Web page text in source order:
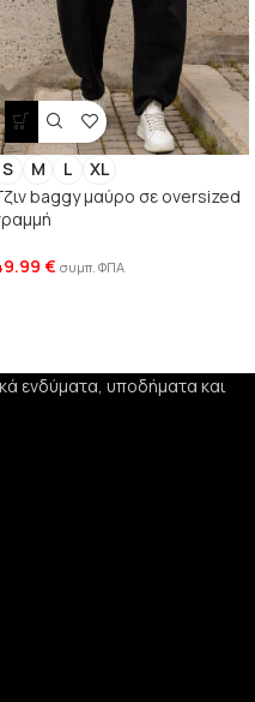
S M L
XL
baggy μαύρο σε oversized
€ συμπ. ΦΠΑ
ενδύματα, υποδήματα και